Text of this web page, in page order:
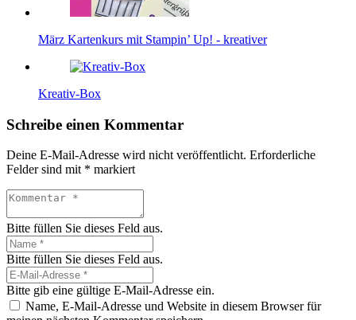
März Kartenkurs mit Stampin’ Up! - kreativer
Kreativ-Box
Schreibe einen Kommentar
Deine E-Mail-Adresse wird nicht veröffentlicht. Erforderliche
Felder sind mit * markiert
Bitte füllen Sie dieses Feld aus.
Bitte füllen Sie dieses Feld aus.
Bitte gib eine gültige E-Mail-Adresse ein.
Name, E-Mail-Adresse und Website in diesem Browser für